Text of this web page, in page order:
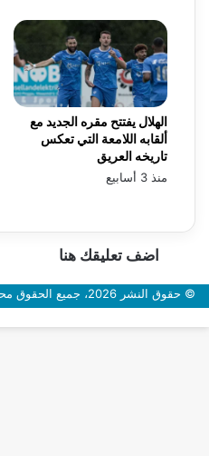
الهلال يفتتح مقره الجديد مع
ألقابه اللامعة التي تعكس
تاريخه العريق
منذ 3 أسابيع
اضف تعليقك هنا
© حقوق النشر 2026، جميع الحقوق محفوظة بوابة سعودي اون